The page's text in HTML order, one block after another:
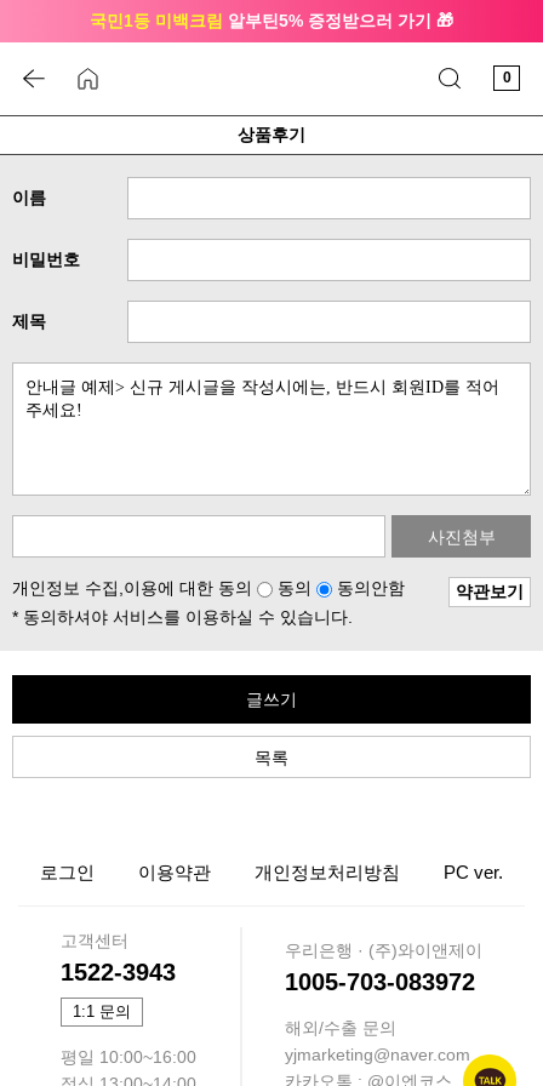
국민1등 미백크림 알부틴5% 증정받으러 가기 🎁
0
상품후기
이름
비밀번호
제목
사진첨부
개인정보 수집,이용에 대한 동의 동의 동의안함
약관보기
* 동의하셔야 서비스를 이용하실 수 있습니다.
글쓰기
목록
로그인 이용약관 개인정보처리방침 PC ver.
고객센터
1522-3943
1:1 문의
평일 10:00~16:00
우리은행 · (주)와이앤제이
1005-703-083972
해외/수출 문의
yjmarketing@naver.com
카카오톡 : @이엔코스